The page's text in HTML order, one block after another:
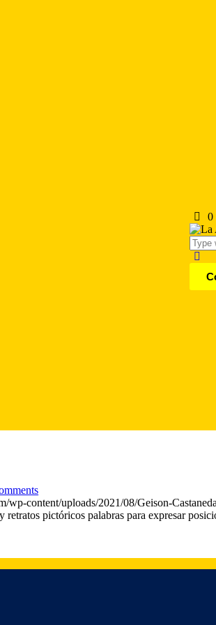
0
wp-content/uploads/2021/08/Geison-
pictóricos palabras para expresar